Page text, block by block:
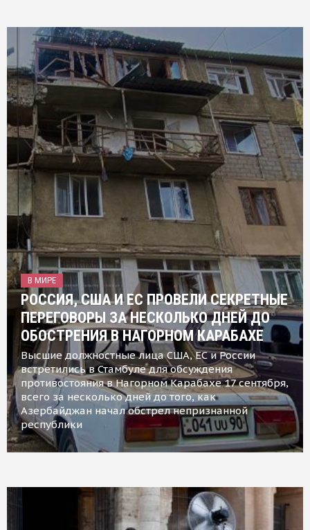
В МИРЕ
РОССИЯ, США И ЕС ПРОВЕЛИ СЕКРЕТНЫЕ
ПЕРЕГОВОРЫ ЗА НЕСКОЛЬКО ДНЕЙ ДО
ОБОСТРЕНИЯ В НАГОРНОМ КАРАБАХЕ
Высшие должностные лица США, ЕС и России
встретились в Стамбуле для обсуждения
противостояния в Нагорном Карабахе 17 сентября,
всего за несколько дней до того, как
Азербайджан начал обстрел непризнанной
республики